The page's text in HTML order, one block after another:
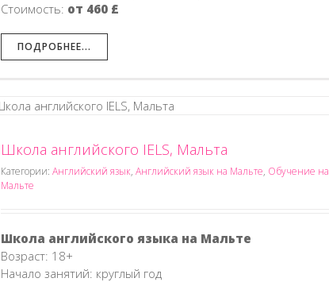
Стоимость: от 460 £
ПОДРОБНЕЕ...
Школа английского IELS, Мальта
Категории: Английский язык, Английский язык на Мальте, Обучение на
Мальте
Школа английского языка на Мальте
Возраст: 18+
Начало занятий: круглый год